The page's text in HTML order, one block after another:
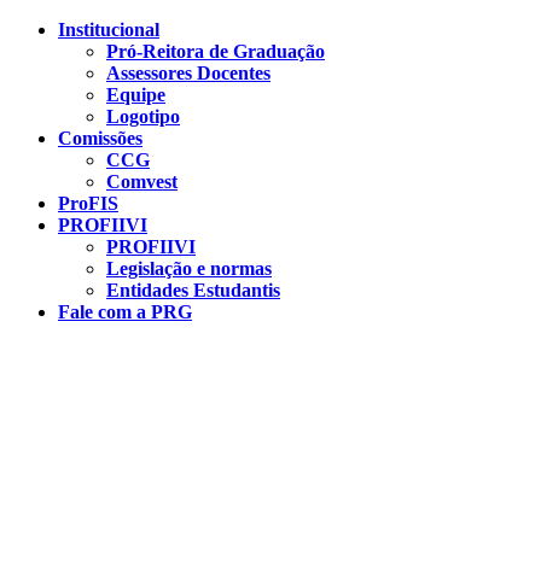
Conteúdo principal
Institucional
Pró-Reitora de Graduação
Assessores Docentes
Equipe
Logotipo
Comissões
CCG
Comvest
ProFIS
PROFIIVI
PROFIIVI
Legislação e normas
Entidades Estudantis
Fale com a PRG